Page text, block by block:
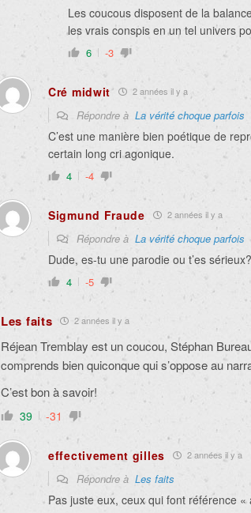
Les coucous disposent de la
les vrais conspis en un tel univers
6 -3
Cré midwit 2 années il y a
Répondre à La vérité choque parfois
C’est une manière bien poétique de
certain long cri agonique.
4 -4
Sigmund Fraude 2 années il y a
Répondre à La vérité choque parfois
Dude, es-tu une parodie ou t’es
4 -5
Les faits 2 années il y a
Réjean Tremblay est un coucou, Stéphan
comprends bien quiconque qui s’oppose au
C’est bon à savoir!
39 -31
effectivement gilles 2 années il y a
Répondre à Les faits
Pas juste eux, ceux qui font référence